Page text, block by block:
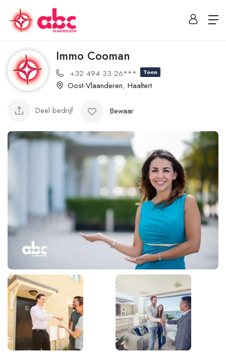
Immo Cooman
+32 494 33 26*** Toon
Oost-Vlaanderen, Haaltert
Deel bedrijf Bewaar